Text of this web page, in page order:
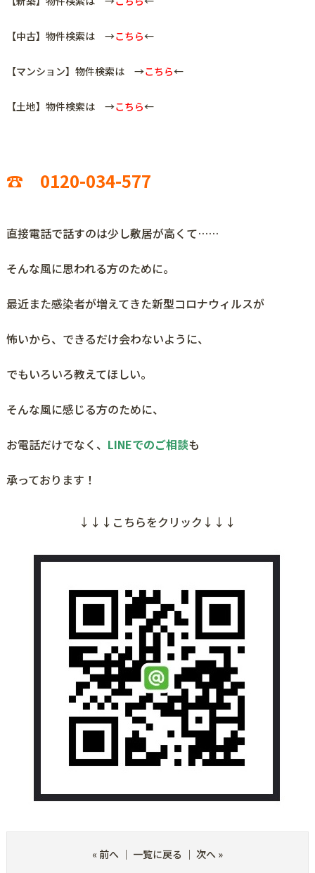
【中古】物件検索は →こちら←
【マンション】物件検索は →こちら←
【土地】物件検索は →こちら←
☎ 0120-034-577
直接電話で話すのは少し敷居が高くて……
そんな風に思われる方のために。
最近また感染者が増えてきた新型コロナウィルスが
怖いから、できるだけ会わないように、
でもいろいろ教えてほしい。
そんな風に感じる方のために、
お電話だけでなく、 LINEでのご相談も
承っております！
↓↓↓こちらをクリック↓↓↓
« 前へ｜ 一覧に戻る ｜ 次へ»